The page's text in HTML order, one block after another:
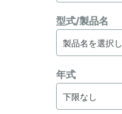
型式/製品名
年式